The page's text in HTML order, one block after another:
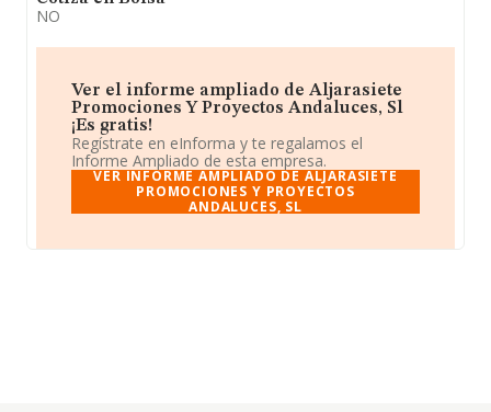
NO
Ver el informe ampliado de Aljarasiete
Promociones Y Proyectos Andaluces, Sl
¡Es gratis!
Regístrate en eInforma y te regalamos el
Informe Ampliado de esta empresa.
VER INFORME AMPLIADO DE ALJARASIETE
PROMOCIONES Y PROYECTOS
ANDALUCES, SL